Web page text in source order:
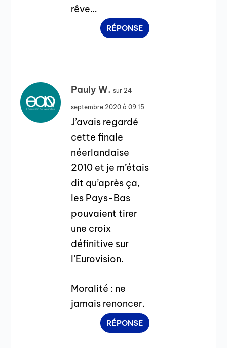
rêve…
RÉPONSE
Pauly W. sur 24
septembre 2020 à 09:15
J’avais regardé
cette finale
néerlandaise
2010 et je m’étais
dit qu’après ça,
les Pays-Bas
pouvaient tirer
une croix
définitive sur
l’Eurovision.
Moralité : ne
jamais renoncer.
RÉPONSE